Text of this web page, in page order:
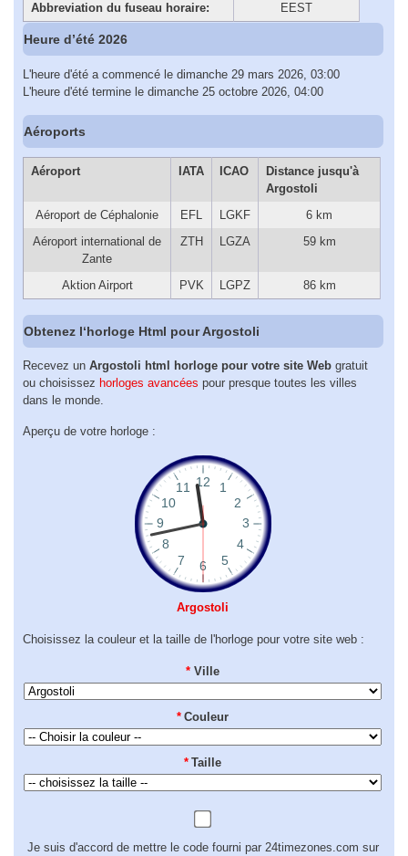
Abbreviation du fuseau horaire:
EEST
Heure d’été 2026
L'heure d'été a commencé le dimanche 29 mars 2026, 03:00
L'heure d'été termine le dimanche 25 octobre 2026, 04:00
Aéroports
Aéroport IATA ICAO
Distance jusqu'à
Argostoli
Aéroport de Céphalonie
EFL LGKF
6 km
Aéroport international de
Zante
ZTH LGZA 59 km
Aktion Airport PVK LGPZ 86 km
Obtenez l‘horloge Html pour Argostoli
Recevez un Argostoli html horloge pour votre site Web gratuit
ou choisissez horloges avancées pour presque toutes les villes
dans le monde.
Aperçu de votre horloge :
Argostoli
Choisissez la couleur et la taille de l'horloge pour votre site web :
* Ville
* Couleur
* Taille
Je suis d'accord de mettre le code fourni par 24timezones.com sur